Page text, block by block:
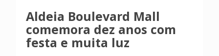
Aldeia Boulevard Mall
comemora dez anos com
festa e muita luz